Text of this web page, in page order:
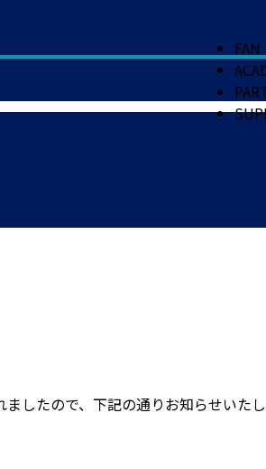
FAN
したので、下記の通りお知らせいたし